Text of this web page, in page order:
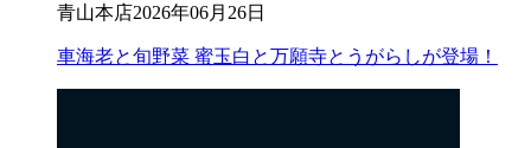
青山本店2026年06月26日
車海老と旬野菜 蜜玉白と万願寺とうがらしが登場！